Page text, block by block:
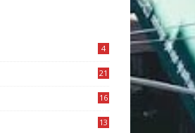
4
21
16
13